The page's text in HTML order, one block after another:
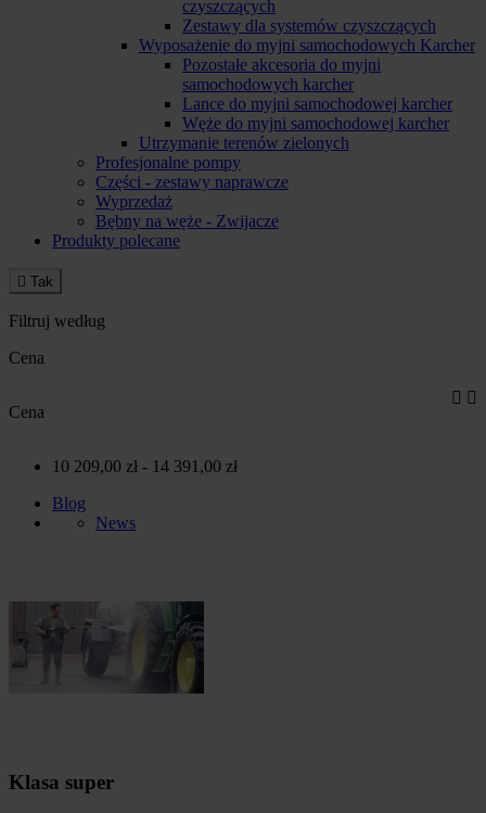
czyszczących
Zestawy dla systemów czyszczących
Wyposażenie do myjni samochodowych Karcher
Pozostałe akcesoria do myjni
samochodowych karcher
Lance do myjni samochodowej karcher
Węże do myjni samochodowej karcher
Utrzymanie terenów zielonych
Profesjonalne pompy
Części - zestawy naprawcze
Wyprzedaż
Bębny na węże - Zwijacze
Produkty polecane
 Tak
Filtruj według
Cena
Cena
 
10 209,00 zł - 14 391,00 zł
Blog
News
Klasa super